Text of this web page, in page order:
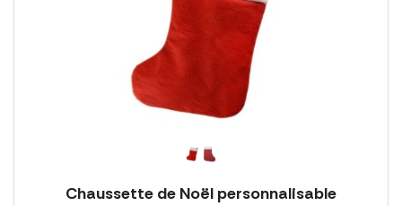
Chaussette de Noël personnalisable